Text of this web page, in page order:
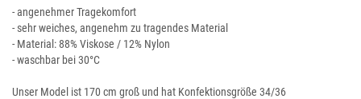
- angenehmer Tragekomfort
- sehr weiches, angenehm zu tragendes Material
- Material: 88% Viskose / 12% Nylon
- waschbar bei 30°C
Unser Model ist 170 cm groß und hat Konfektionsgröße 34/36